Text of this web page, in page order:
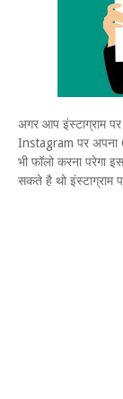
अगर आप इंस्टाग्राम
Instagram पर
भी फॉलो करना परेगा
सकते है थो